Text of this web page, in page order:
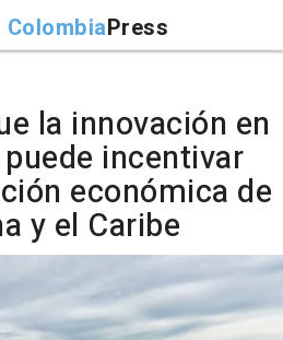
ColombiaPress
la innovación en
incentivar
económica de
y el Caribe